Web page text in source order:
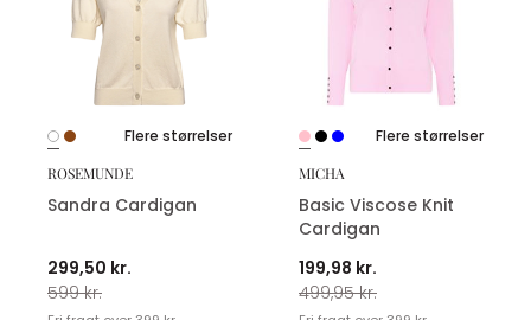
Flere størrelser
ROSEMUNDE
Sandra Cardigan
299,50 kr.
599 kr.
Flere størrelser
MICHA
Basic Viscose Knit
Cardigan
199,98 kr.
499,95 kr.